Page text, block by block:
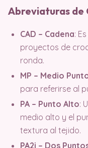
Abreviaturas de
CAD – Cadena:
proyectos de
ronda.
MP – Medio
para referirse al
PA – Punto Alto:
medio alto y el
textura al tejido.
PA2j – Dos